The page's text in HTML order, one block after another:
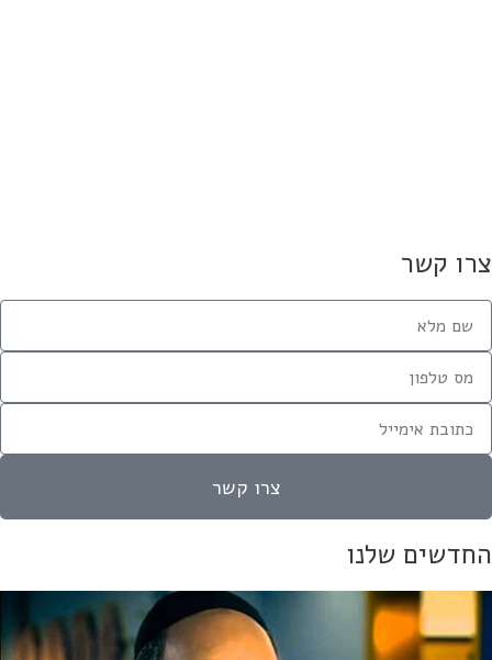
שלנו
קשר
צרו קשר